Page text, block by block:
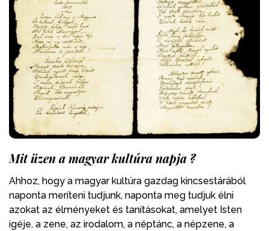
Mit üzen a magyar kultúra napja ?
Ahhoz, hogy a magyar kultúra gazdag kincsestárából
naponta meríteni tudjunk, naponta meg tudjuk élni
azokat az élményeket és tanításokat, amelyet Isten
igéje, a zene, az irodalom, a néptánc, a népzene, a